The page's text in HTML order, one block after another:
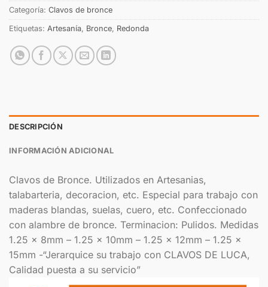
Categoría: Clavos de bronce
Etiquetas: Artesanía, Bronce, Redonda
DESCRIPCIÓN
INFORMACIÓN ADICIONAL
Clavos de Bronce. Utilizados en Artesanias,
talabarteria, decoracion, etc. Especial para trabajo con
maderas blandas, suelas, cuero, etc. Confeccionado
con alambre de bronce. Terminacion: Pulidos. Medidas
1.25 x 8mm – 1.25 x 10mm – 1.25 x 12mm – 1.25 x
15mm -“Jerarquice su trabajo con CLAVOS DE LUCA,
Calidad puesta a su servicio”